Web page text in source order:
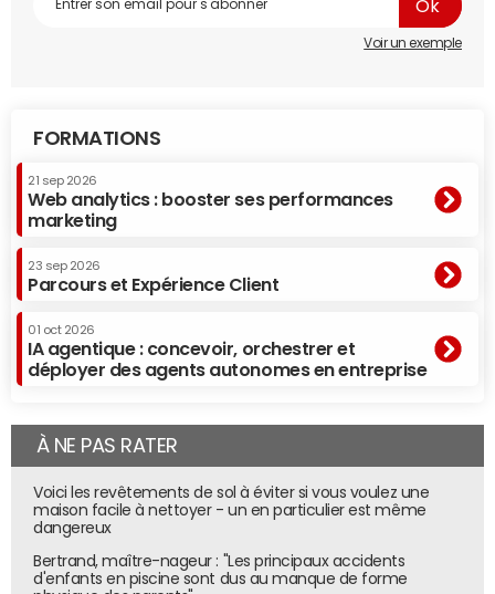
Voir un exemple
FORMATIONS
21 sep 2026
Web analytics : booster ses performances
marketing
23 sep 2026
Parcours et Expérience Client
01 oct 2026
IA agentique : concevoir, orchestrer et
déployer des agents autonomes en entreprise
À NE PAS RATER
Voici les revêtements de sol à éviter si vous voulez une
maison facile à nettoyer - un en particulier est même
dangereux
Bertrand, maître-nageur : "Les principaux accidents
d'enfants en piscine sont dus au manque de forme